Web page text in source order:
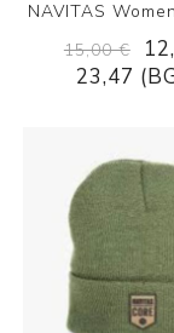
NAVITAS
15,00 €
23,47